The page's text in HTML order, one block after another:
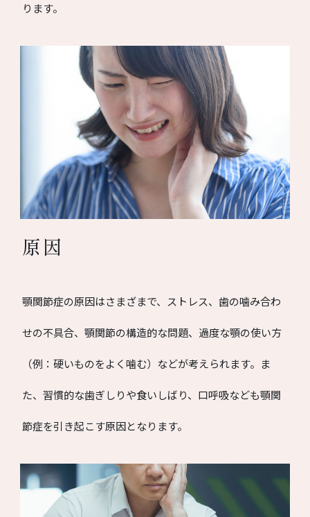
ります。
原因
顎関節症の原因はさまざまで、ストレス、歯の噛み合わ
せの不具合、顎関節の構造的な問題、過度な顎の使い方
（例：硬いものをよく噛む）などが考えられます。ま
た、習慣的な歯ぎしりや食いしばり、口呼吸なども顎関
節症を引き起こす原因となります。